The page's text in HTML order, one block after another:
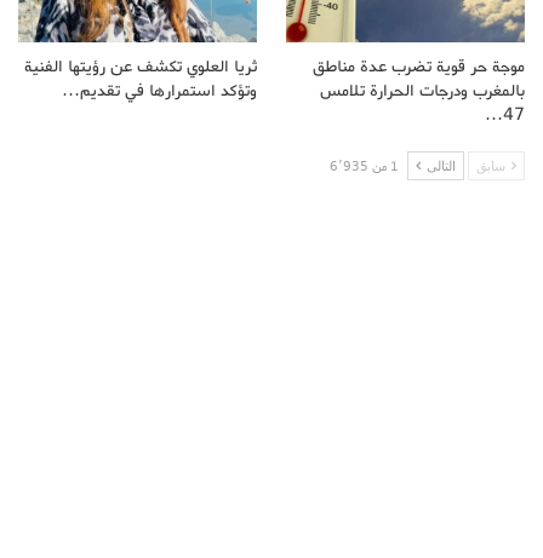
موجة حر قوية تضرب عدة مناطق
بالمغرب ودرجات الحرارة تلامس
47…
ثريا العلوي تكشف عن رؤيتها الفنية
وتؤكد استمرارها في تقديم…
سابق التالى 1 من 6٬935